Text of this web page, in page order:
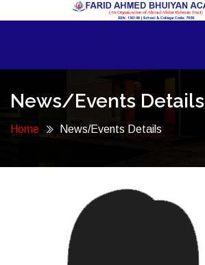
News/Events Details
Home News/Events Details